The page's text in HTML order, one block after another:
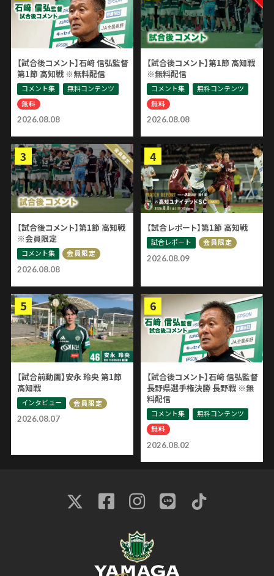
2026.08.08
【試合後コメント】石﨑 信弘監督
第1節 高知戦 ※無料配信
コメント集
無料コンテンツ
無料
2026.08.08
【試合後コメント】第1節 高知戦
※無料配信
コメント集
無料コンテンツ
無料
2026.08.08
【試合後コメント】第1節 高知戦
※会員限定
コメント集 会員限定
2026.08.09
【試合レポート】第1節 高知戦
試合レポート 会員限定
2026.08.07
【試合前動画】安永 玲央 第1節
高知戦
インタビュー 会員限定
2026.08.02
【試合後コメント】石﨑 信弘監督
長野県選手権決勝 長野戦 ※無
料配信
コメント集
無料コンテンツ
無料